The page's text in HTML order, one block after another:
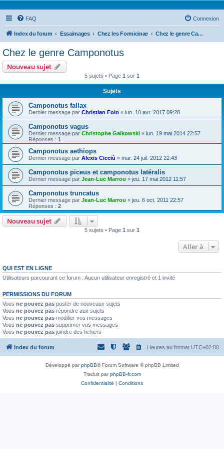
FAQ Connexion
Index du forum Essaimages Chez les Formicinae Chez le genre Camponotus
Chez le genre Camponotus
Nouveau sujet
5 sujets • Page 1 sur 1
Sujets
Camponotus fallax
Dernier message par Christian Foin « lun. 10 avr. 2017 09:28
Camponotus vagus
Dernier message par Christophe Galkowski « lun. 19 mai 2014 22:57
Réponses : 1
Camponotus aethiops
Dernier message par Alexis Cicciù « mar. 24 juil. 2012 22:43
Camponotus piceus et camponotus latéralis
Dernier message par Jean-Luc Marrou « jeu. 17 mai 2012 11:57
Camponotus truncatus
Dernier message par Jean-Luc Marrou « jeu. 6 oct. 2011 22:57
Réponses : 2
Nouveau sujet
5 sujets • Page 1 sur 1
Aller à
QUI EST EN LIGNE
Utilisateurs parcourant ce forum : Aucun utilisateur enregistré et 1 invité
PERMISSIONS DU FORUM
Vous ne pouvez pas poster de nouveaux sujets
Vous ne pouvez pas répondre aux sujets
Vous ne pouvez pas modifier vos messages
Vous ne pouvez pas supprimer vos messages
Vous ne pouvez pas joindre des fichiers
Index du forum Heures au format UTC+02:00
Développé parphpBB® Forum Software © phpBB Limited
Traduit parphpBB-fr.com
Confidentialité | Conditions